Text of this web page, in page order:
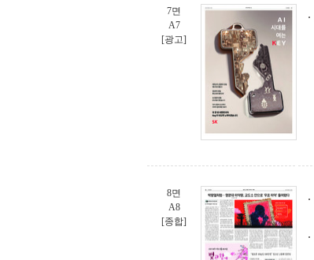
7면
A7
[광고]
8면
A8
[종합]